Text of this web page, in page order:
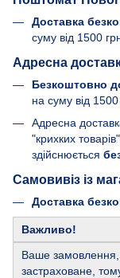
Доставка
суму від 1500
Адресна
Безкоштовно
на суму від 1500
Адресна
"крихких
здійснюється
Самовивіз із
Доставка
Важливо!
Ваше
застраховане,